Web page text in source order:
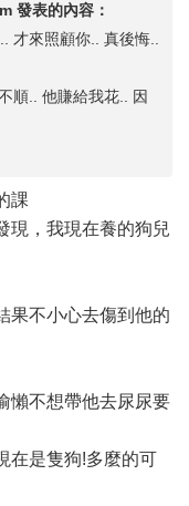
發表的內容：
才來照顧你.. 真後悔..
順.. 他賺給我花.. 因
課
現，我現在養的狗兒
果不小心去傷到他的
懶不想帶他去尿尿要
在是隻狗!多麼的可